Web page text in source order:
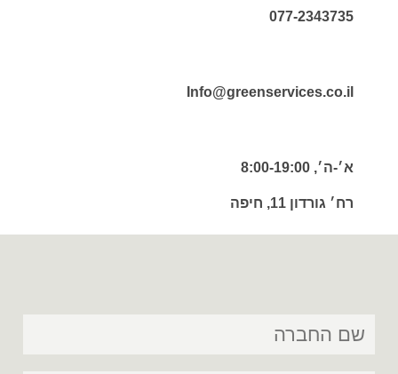
077-2343735
Info@greenservices.co.il
א׳-ה׳, 8:00-19:00
רח׳ גורדון 11, חיפה